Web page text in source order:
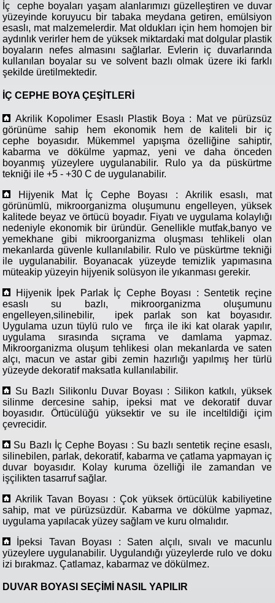
İç cephe boyaları yaşam alanlarımızı güzelleştiren ve duvar
yüzeyinde koruyucu bir tabaka meydana getiren, emülsiyon
esaslı, mat malzemelerdir. Mat oldukları için hem homojen bir
aydınlık verirler hem de yüksek miktardaki mat dolgular plastik
boyaların nefes almasını sağlarlar. Evlerin iç duvarlarında
kullanılan boyalar su ve solvent bazlı olmak üzere iki farklı
şekilde üretilmektedir.
İÇ CEPHE BOYA ÇEŞİTLERİ
Akrilik Kopolimer Esaslı Plastik Boya : Mat ve pürüzsüz
görünüme sahip hem ekonomik hem de kaliteli bir iç
cephe boyasıdır. Mükemmel yapışma özelliğine sahiptir,
kabarma ve dökülme yapmaz, yeni ve daha önceden
boyanmış yüzeylere uygulanabilir. Rulo ya da püskürtme
tekniği ile +5 - +30 C de uygulanabilir.
Hijyenik Mat İç Cephe Boyası : Akrilik esaslı, mat
görünümlü, mikroorganizma oluşumunu engelleyen, yüksek
kalitede beyaz ve örtücü boyadır. Fiyatı ve uygulama kolaylığı
nedeniyle ekonomik bir üründür. Genellikle mutfak,banyo ve
yemekhane gibi mikroorganizma oluşması tehlikeli olan
mekanlarda güvenle kullanılabilir. Rulo ve püskürtme tekniği
ile uygulanabilir. Boyanacak yüzeyde temizlik yapımasına
müteakip yüzeyin hijyenik solüsyon ile yıkanması gerekir.
Hijyenik İpek Parlak İç Cephe Boyası : Sentetik reçine
esaslı su bazlı, mikroorganizma oluşumunu
engelleyen,silinebilir, ipek parlak son kat boyasıdır.
Uygulama uzun tüylü rulo ve fırça ile iki kat olarak yapılır,
uygulama sırasında sıçrama ve damlama yapmaz.
Mikroorganizma oluşum tehlikesi olan mekanlarda ve saten
alçı, macun ve astar gibi zemin hazırlığı yapılmış her türlü
yüzeyde dekoratif maksatla kullanılabilir.
Su Bazlı Silikonlu Duvar Boyası : Silikon katkılı, yüksek
silinme dercesine sahip, ipeksi mat ve dekoratif duvar
boyasıdır. Örtücülüğü yüksektir ve su ile inceltildiği içim
çevrecidir.
Su Bazlı İç Cephe Boyası : Su bazlı sentetik reçine esaslı,
silinebilen, parlak, dekoratif, kabarma ve çatlama yapmayan iç
duvar boyasıdır. Kolay kuruma özelliği ile zamandan ve
işçilikten tasarruf sağlar.
Akrilik Tavan Boyası : Çok yüksek örtücülük kabiliyetine
sahip, mat ve pürüzsüzdür. Kabarma ve dökülme yapmaz,
uygulama yapılacak yüzey sağlam ve kuru olmalıdır.
İpeksi Tavan Boyası : Saten alçılı, sıvalı ve macunlu
yüzeylere uygulanabilir. Uygulandığı yüzeylerde rulo ve doku
izi bırakmaz. Çatlamaz, kabarmaz ve dökülmez.
DUVAR BOYASI SEÇİMİ NASIL YAPILIR